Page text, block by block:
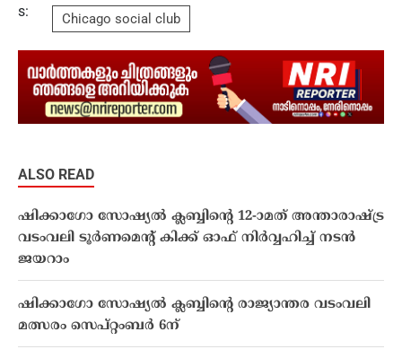
s:
Chicago social club
ALSO READ
ഷിക്കാഗോ സോഷ്യൽ ക്ലബ്ബിൻ്റെ 12-ാമത് അന്താരാഷ്‌ട്ര
വടംവലി ടൂർണമെൻ്റ് കിക്ക്‌ ഓഫ് നിർവ്വഹിച്ച് നടൻ
ജയറാം
ഷിക്കാഗോ സോഷ്യൽ ക്ലബ്ബിന്റെ രാജ്യാന്തര വടംവലി
മത്സരം സെപ്റ്റംബർ 6ന്